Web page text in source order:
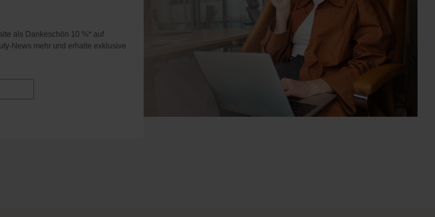
als Dankeschön 10 %* auf
News mehr und erhalte exklusive